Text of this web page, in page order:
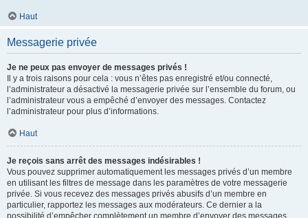
Haut
Messagerie privée
Je ne peux pas envoyer de messages privés !
Il y a trois raisons pour cela : vous n’êtes pas enregistré et/ou connecté,
l’administrateur a désactivé la messagerie privée sur l’ensemble du forum, ou
l’administrateur vous a empêché d’envoyer des messages. Contactez
l’administrateur pour plus d’informations.
Haut
Je reçois sans arrêt des messages indésirables !
Vous pouvez supprimer automatiquement les messages privés d’un membre
en utilisant les filtres de message dans les paramètres de votre messagerie
privée. Si vous recevez des messages privés abusifs d’un membre en
particulier, rapportez les messages aux modérateurs. Ce dernier a la
possibilité d’empêcher complètement un membre d’envoyer des messages